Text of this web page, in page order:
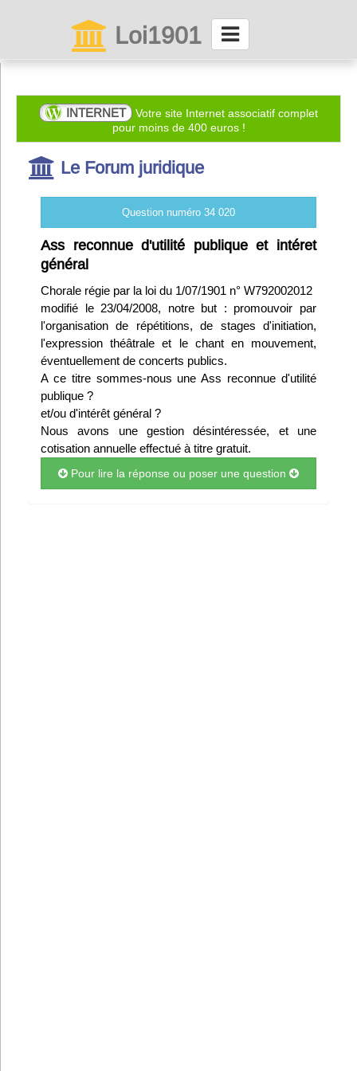
Loi1901
Connexion
Abonnez-vous à LettrAsso
Menu général
ServiceAsso
Partager
VieAsso
Infos
Divers
Abo Lettrasso
INTERNET
Votre site Internet associatif complet
pour moins de 400 euros !
Le Forum juridique
Question numéro 34 020
Ass reconnue d'utilité publique et intéret
général
Chorale régie par la loi du 1/07/1901 n° W792002012
modifié le 23/04/2008, notre but : promouvoir par
l'organisation de répétitions, de stages d'initiation,
l'expression théâtrale et le chant en mouvement,
éventuellement de concerts publics.
A ce titre sommes-nous une Ass reconnue d'utilité
publique ?
et/ou d'intérêt général ?
Nous avons une gestion désintéressée, et une
cotisation annuelle effectué à titre gratuit.
Pour lire la réponse ou poser une question